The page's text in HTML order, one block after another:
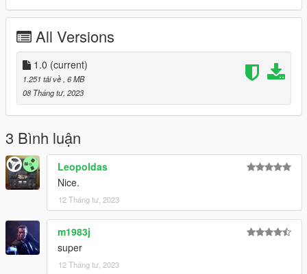
All Versions
1.0 (current)
1.251 tải về , 6 MB
08 Tháng tư, 2023
3 Bình luận
Leopoldas
Nice.
12 Tháng tư, 2023
m1983j
super
12 Tháng tư, 2023